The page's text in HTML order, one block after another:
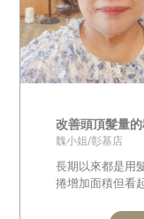
改善頭頂髮量
魏小姐/彰基店
長期以來都是用
捲增加面積但看